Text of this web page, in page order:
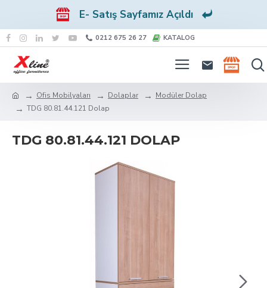
E- Satış Sayfamız Açıldı
0212 675 26 27 KATALOG
Ofis Mobilyaları Dolaplar
Modüler Dolap
TDG 80.81.44.121 Dolap
TDG 80.81.44.121 DOLAP